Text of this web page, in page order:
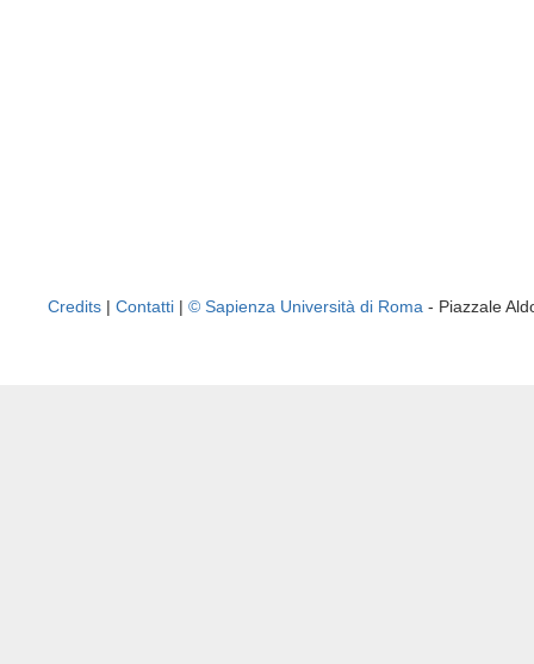
Credits | Contatti | © Sapienza Università di Roma - Piazzale